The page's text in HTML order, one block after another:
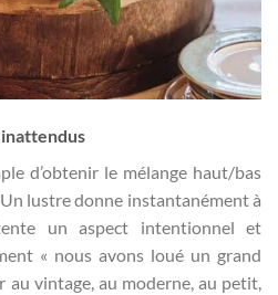
d’obtenir le mélange haut/bas
lustre donne instantanément à
un aspect intentionnel et
« nous avons loué un grand
au vintage, au moderne, au petit,